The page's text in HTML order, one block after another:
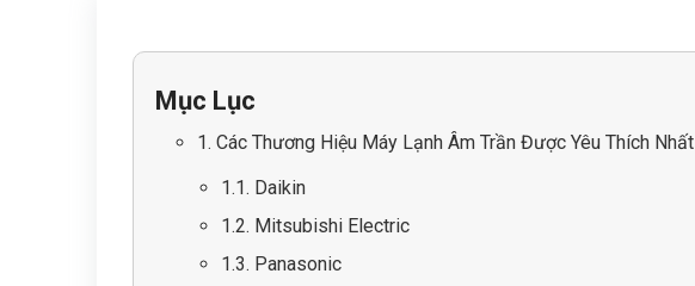
Mục Lục
1. Các Thương Hiệu Máy Lạnh Âm Trần Được Yêu Thích Nhất
1.1. Daikin
1.2. Mitsubishi Electric
1.3. Panasonic